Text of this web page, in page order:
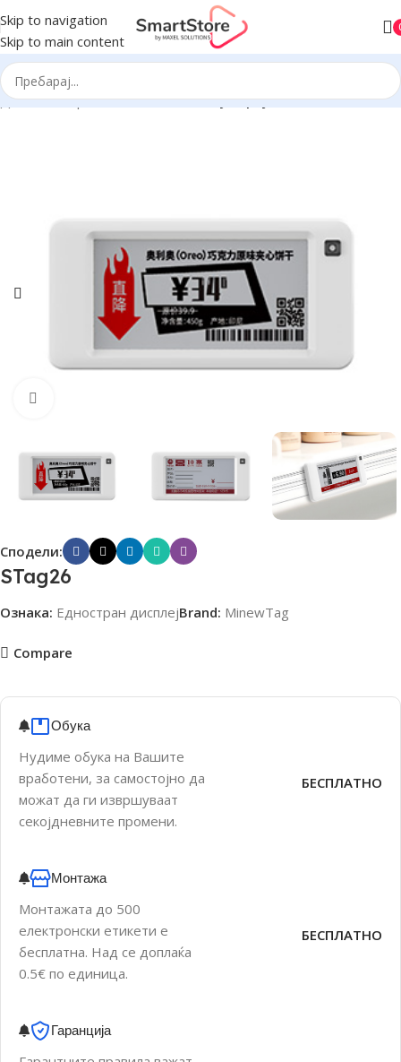
Skip to navigation
Skip to main content
Дома Електронски етикети Galaxy серија
Сподели:
STag26
Ознака: Едностран дисплејBrand: MinewTag
Compare
Обука
Нудиме обука на Вашите
вработени, за самостојно да
можат да ги извршуваат
секојдневните промени.
БЕСПЛАТНО
Монтажа
Монтажата до 500
електронски етикети е
бесплатна. Над се доплаќа
0.5€ по единица.
БЕСПЛАТНО
Гаранција